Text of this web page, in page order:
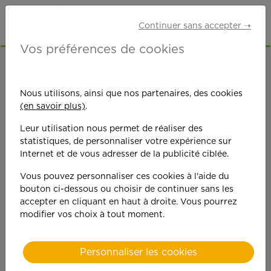
On est toujours plus
performant
quand on y met du
Continuer sans accepter ➝
Vos préférences de cookies
Nous utilisons, ainsi que nos partenaires, des cookies
(en savoir plus).
Leur utilisation nous permet de réaliser des
statistiques, de personnaliser votre expérience sur
Internet et de vous adresser de la publicité ciblée.
Vous pouvez personnaliser ces cookies à l'aide du
bouton ci-dessous ou choisir de continuer sans les
accepter en cliquant en haut à droite. Vous pourrez
modifier vos choix à tout moment.
Personnaliser les cookies